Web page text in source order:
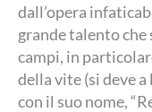
dall’opera
grande talento
campi, in
della vite (si deve
con il suo nome,